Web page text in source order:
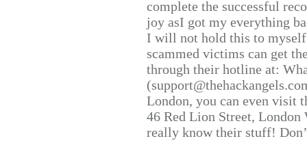
complete the successful
joy asI got my everything
I will not hold this to
scammed victims can get
through their hotline at:
London, you can even visit
46 Red Lion Street, London
really know their stuff!